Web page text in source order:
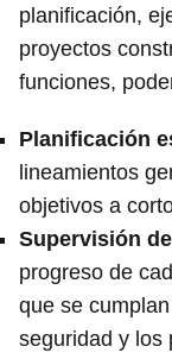
planificación,
proyectos
funciones,
Planificación
lineamientos
objetivos a
Supervisión
progreso de
que se
seguridad y los